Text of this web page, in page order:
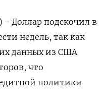
Доллар подскочил в
недель, так как
данных из США
что
политики